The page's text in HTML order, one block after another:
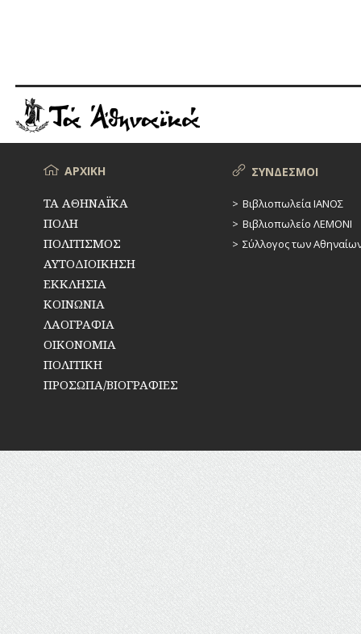
ΜενούΑΡΧΙΚΗ
ΤΑ ΑΘΗΝΑΪΚΑ
ΠΟΛΗ
ΠΟΛΙΤΙΣΜΟΣ
ΑΥΤΟΔΙΟΙΚΗΣΗ
ΕΚΚΛΗΣΙΑ
ΚΟΙΝΩΝΙΑ
ΛΑΟΓΡΑΦΙΑ
ΟΙΚΟΝΟΜΙΑ
ΠΟΛΙΤΙΚΗ
ΠΡΟΣΩΠΑ/ΒΙΟΓΡΑΦΙΕΣ
ΣΥΝΔΕΣΜΟΙ
Βιβλιοπωλεία ΙΑΝΟΣ
Βιβλιοπωλείο ΛΕΜΟΝΙ
Σύλλογος των